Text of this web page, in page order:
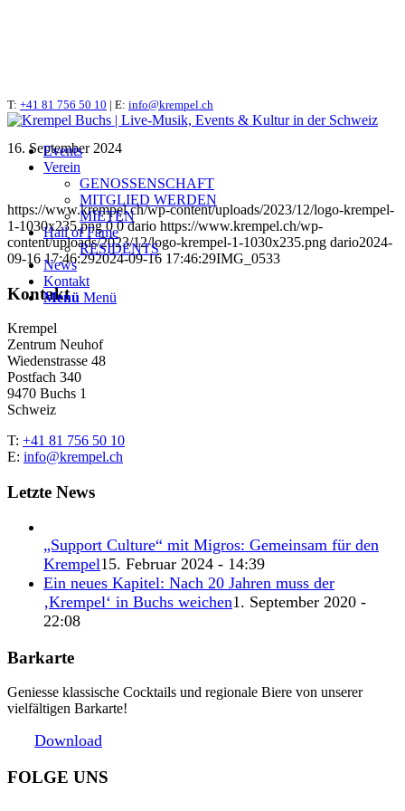
T: +41 81 756 50 10 | E: info@krempel.ch
Events
Verein
GENOSSENSCHAFT
MITGLIED WERDEN
MIETEN
Hall of Fame
RESIDENTS
News
Kontakt
Menü Menü
IMG_0533
16. September 2024
https://www.krempel.ch/wp-content/uploads/2023/12/logo-krempel-
1-1030x235.png 0 0 dario https://www.krempel.ch/wp-
content/uploads/2023/12/logo-krempel-1-1030x235.png dario2024-
09-16 17:46:292024-09-16 17:46:29IMG_0533
Kontakt
Krempel
Zentrum Neuhof
Wiedenstrasse 48
Postfach 340
9470 Buchs 1
Schweiz
T: +41 81 756 50 10
E: info@krempel.ch
Letzte News
„Support Culture“ mit Migros: Gemeinsam für den
Krempel15. Februar 2024 - 14:39
Ein neues Kapitel: Nach 20 Jahren muss der
‚Krempel‘ in Buchs weichen1. September 2020 -
22:08
Barkarte
Geniesse klassische Cocktails und regionale Biere von unserer
vielfältigen Barkarte!
Download
FOLGE UNS